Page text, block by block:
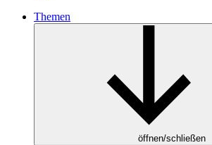
Themen
öffnen/schließen